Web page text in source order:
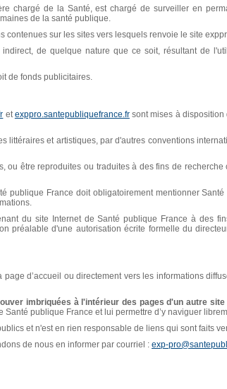
chargé de la Santé, est chargé de surveiller en
de la santé publique.
sur les sites vers lesquels renvoie le site
de quelque nature que ce soit, résultant de
de fonds publicitaires.
etexppro.santepubliquefrance.frsont mises à disposition
et artistiques, par d'autres conventions
être reproduites ou traduites à des fins de
publique France doit obligatoirement mentionner
du site Internet de Santé publique France à des
préalable d'une autorisation écrite formelle du
d’accueil ou directement vers les informations
imbriquées à l'intérieur des pages d'un autre site
publique France et lui permettre d’y naviguer
et n'est en rien responsable de liens qui sont faits
de nous en informer par courriel : exp-